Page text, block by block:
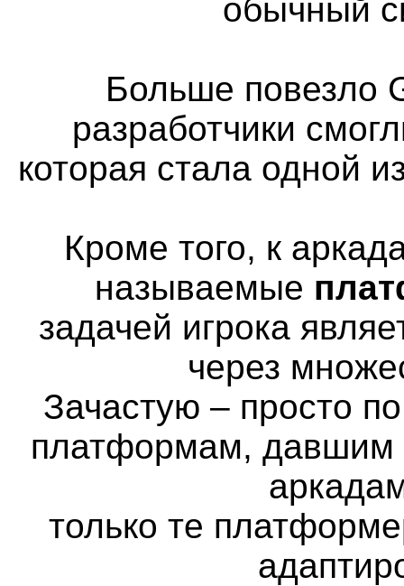
обычный
Больше повезло
разработчики
которая стала одной
Кроме того, к
называемые
задачей игрока
через
Зачастую – просто
платформам, давшим
только те